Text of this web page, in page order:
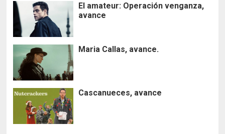
El amateur: Operación venganza,
avance
Maria Callas, avance.
Cascanueces, avance